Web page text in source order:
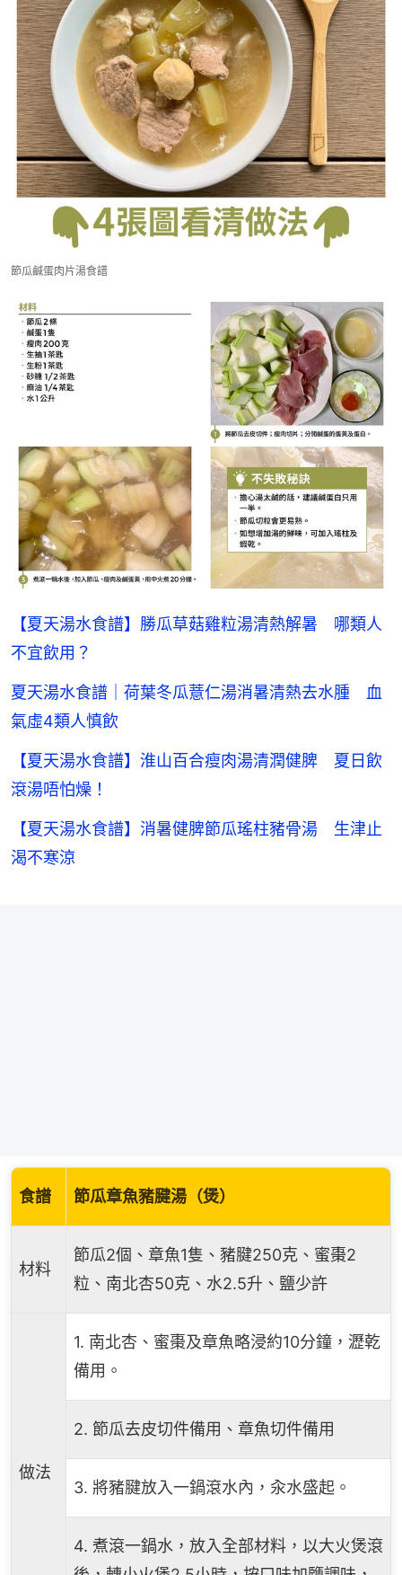
節瓜鹹蛋肉片湯食譜
【夏天湯水食譜】勝瓜草菇雞粒湯清熱解暑 哪類人
不宜飲用？
夏天湯水食譜｜荷葉冬瓜薏仁湯消暑清熱去水腫 血
氣虛4類人慎飲
【夏天湯水食譜】淮山百合瘦肉湯清潤健脾 夏日飲
滾湯唔怕燥！
【夏天湯水食譜】消暑健脾節瓜瑤柱豬骨湯 生津止
渴不寒涼
食譜 節瓜章魚豬腱湯​（煲）
材料
節瓜2個、章魚1隻、豬腱250克、蜜棗2
粒、南北杏50克、水2.5升、鹽少許
做法
1. 南北杏、蜜棗及章魚略浸約10分鐘，瀝乾
備用。
2. 節瓜去皮切件備用、章魚切件備用
3. 將豬腱放入一鍋滾水內，汆水盛起。
4. 煮滾一鍋水，放入全部材料，以大火煲滾